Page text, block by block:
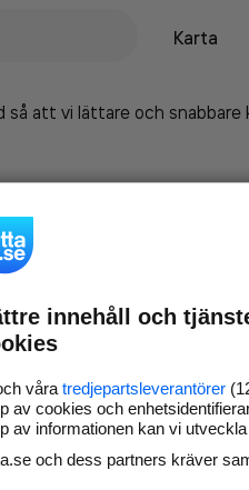
Karta
att vi lättare och snabbare
innehåll och
våra tredjepartsleverantörer
av cookies och
av informationen kan vi
och dess partners kräver